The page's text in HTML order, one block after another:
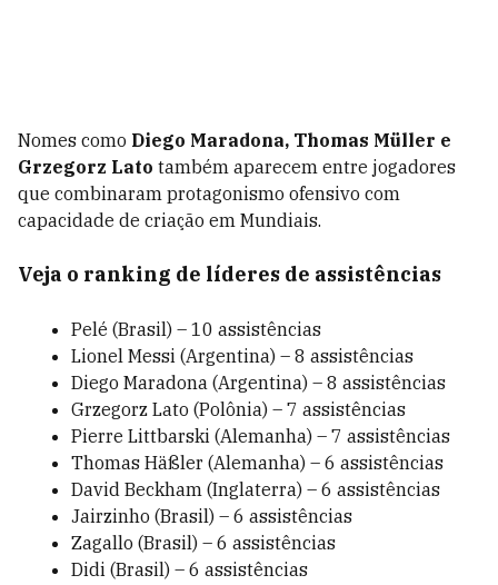
Nomes como Diego Maradona, Thomas Müller e
Grzegorz Lato também aparecem entre jogadores
que combinaram protagonismo ofensivo com
capacidade de criação em Mundiais.
Veja o ranking de líderes de assistências
Pelé (Brasil) – 10 assistências
Lionel Messi (Argentina) – 8 assistências
Diego Maradona (Argentina) – 8 assistências
Grzegorz Lato (Polônia) – 7 assistências
Pierre Littbarski (Alemanha) – 7 assistências
Thomas Häßler (Alemanha) – 6 assistências
David Beckham (Inglaterra) – 6 assistências
Jairzinho (Brasil) – 6 assistências
Zagallo (Brasil) – 6 assistências
Didi (Brasil) – 6 assistências